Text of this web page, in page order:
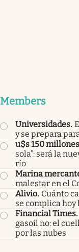
Members
Universidades.
y se prepara
u$s 150 millones
sola”: será la
río
Marina
malestar en el
Alivio. Cuánto
se complica
Financial Times.
gasoil no: el
por las nubes